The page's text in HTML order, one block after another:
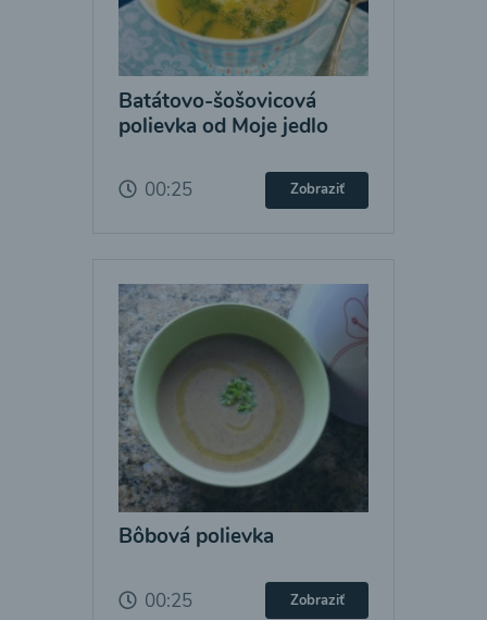
Batátovo-šošovicová
polievka od Moje jedlo
00:25 Zobraziť
Bôbová polievka
00:25 Zobraziť